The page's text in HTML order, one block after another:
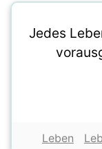
Jedes
Leben